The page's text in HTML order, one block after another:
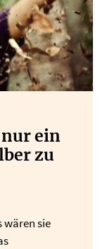
nur ein
zu
wären sie